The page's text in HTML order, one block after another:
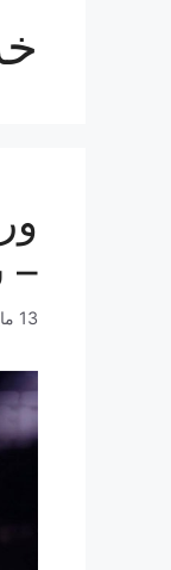
–
13 مايو، 2020